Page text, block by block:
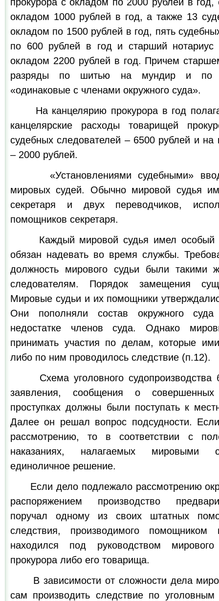
окладом 1000 рублей в год, а также 13
окладом по 1500 рублей в год, пять
по 600 рублей в год и старший
окладом 2200 рублей в год. Причем
разряды по шитью на мундир и по
«одинаковые с членами окружного суда».
На канцелярию прокурора в год
канцелярские расходы товарищей
судебных следователей – 6500 рублей и на
– 2000 рублей.
«Установлениями судебными»
мировых судей. Обычно мировой судья
секретаря и двух переводчиков,
помощников секретаря.
Каждый мировой судья имел особый
обязан надевать во время службы.
должность мирового судьи были такими
следователям. Порядок замещения
Мировые судьи и их помощники
Они пополняли состав окружного
недостатке членов суда. Однако
принимать участия по делам, которые
либо по ним проводилось следствие (п.12).
Схема уголовного судопроизводства
заявления, сообщения о совершенных
проступках должны были поступать к
Далее он решал вопрос подсудности.
рассмотрению, то в соответствии с
наказаниях, налагаемых мировыми
единоличное решение.
Если дело подлежало рассмотрению
распоряжением производство
поручал одному из своих штатных
следствия, производимого помощником
находился под руководством
прокурора либо его товарища.
В зависимости от сложности дела
сам производить следствие по